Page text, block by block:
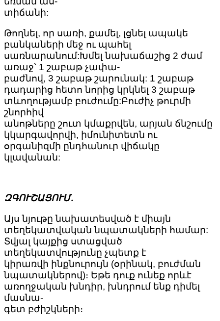
տիճանի:
Թողնել, որ սառի, քամել, լցնել ապակե
բանկաների մեջ ու պահել
սառնարանում:Խմել նախաճաշից 2 ժամ
առաջ՝ 1 շաբաթ չափա-
բաժնով, 3 շաբաթ շարունակ: 1 շաբաթ
դադարից հետո նորից կրկնել 3 շաբաթ
տևողությամբ բուժումը:Բուժիչ թուրմի
շնորհիվ
անոթները շուտ կմաքրվեն, արյան ճնշումը
կկարգավորվի, իմունիտետն ու
օրգանիզմի ընդհանուր վիճակը
կլավանան:
ԶԳՈՒՇԱՑՈՒՄ․
Այս նյութը նախատեսված է միայն
տեղեկատվական նպատակների համար:
Տվյալ կայքից ստացված
տեղեկատվությունը չպետք է
կիրառվի ինքնուրույն (օրինակ, բուժման
նպատակներով)։ Եթե դուք ունեք որևէ
առողջական խնդիր, խնդրում ենք դիմել
մասնա-
գետ բժիշկների։